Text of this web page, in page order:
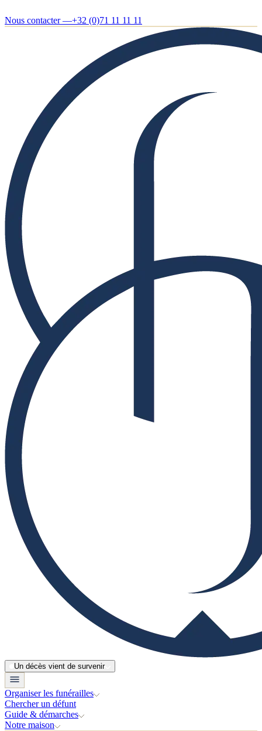
Nous contacter —+32 (0)71 11 11 11
Un décès vient de survenir
Organiser les funérailles
Chercher un défunt
Guide & démarches
Notre maison